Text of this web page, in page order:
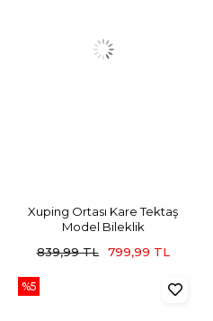
Xuping Ortası Kare Tektaş
Model Bileklik
839,99 TL
799,99 TL
%5